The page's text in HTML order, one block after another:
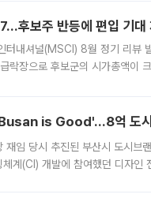
후보주 반등에 편입 기대
터내셔널(MSCI) 8월 정기 리뷰
락장으로 후보군의 시가총액이
is Good'…8억 도시
재임 당시 추진된 부산시 도시
체계(CI) 개발에 참여했던 디자